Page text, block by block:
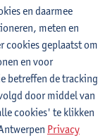
Kris Annaert
en daarmee
meten en
cookies geplaatst om
en voor
betreffen de tracking
door middel van
cookies' te klikken
Privacy